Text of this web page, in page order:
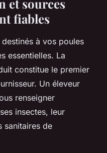
et sources
fiables
à vos poules
essentielles. La
constitue le premier
Un éleveur
renseigner
insectes, leur
sanitaires de